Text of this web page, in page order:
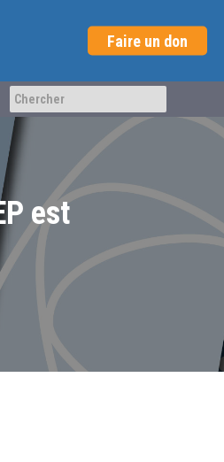
Faire un don
est